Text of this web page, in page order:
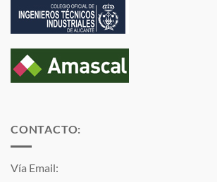
CONTACTO:
Vía Email: